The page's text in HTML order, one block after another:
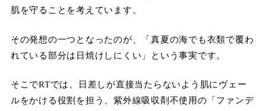
肌を守ることを考えています。
その発想の一つとなったのが、「真夏の海でも衣類で覆わ
れている部分は日焼けしにくい」という事実です。
そこでRTでは、日差しが直接当たらないよう肌にヴェー
ルをかける役割を担う、紫外線吸収剤不使用の「ファンデ